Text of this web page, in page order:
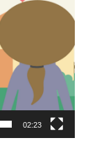
02:23